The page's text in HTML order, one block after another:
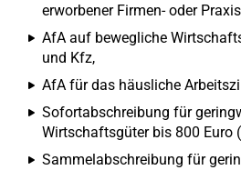
erworbener Firmen- oder
AfA auf bewegliche
und Kfz,
AfA für das häusliche
Sofortabschreibung für
Wirtschaftsgüter bis 800 Euro
Sammelabschreibung für